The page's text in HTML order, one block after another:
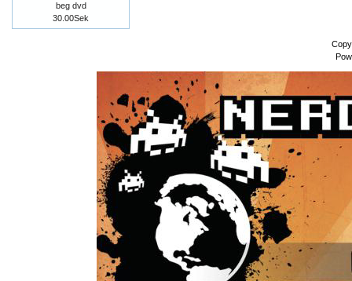
beg dvd
30.00Sek